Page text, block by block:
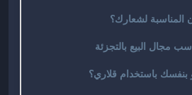
المناسبة لشعارك؟
مجال البيع بالتجزئة
باستخدام قلاري؟